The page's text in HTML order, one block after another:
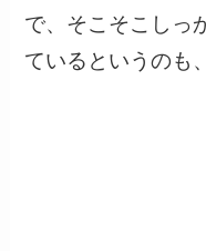
で、そこそこしっ
ているというのも